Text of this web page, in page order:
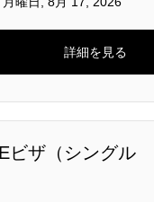
詳細を見る
ビザ（シングル